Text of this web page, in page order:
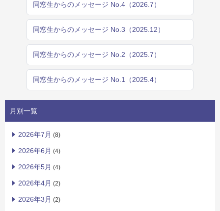
同窓生からのメッセージ No.4（2026.7）
同窓生からのメッセージ No.3（2025.12）
同窓生からのメッセージ No.2（2025.7）
同窓生からのメッセージ No.1（2025.4）
月別一覧
2026年7月 (8)
2026年6月 (4)
2026年5月 (4)
2026年4月 (2)
2026年3月 (2)